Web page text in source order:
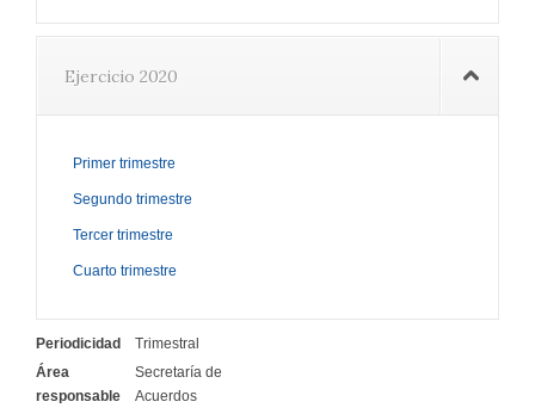
Ejercicio 2020
Primer trimestre
Segundo trimestre
Tercer trimestre
Cuarto trimestre
Periodicidad
Trimestral
Área
responsable
Secretaría de
Acuerdos